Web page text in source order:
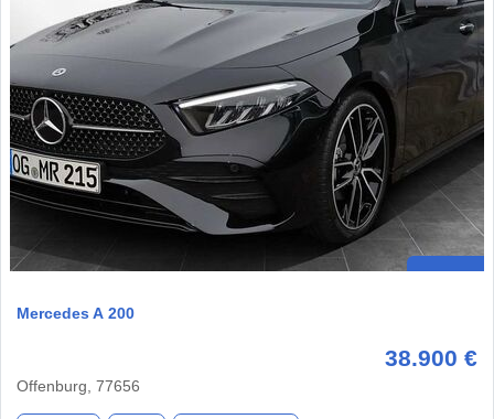
Mercedes A 200
38.900 €
Offenburg, 77656